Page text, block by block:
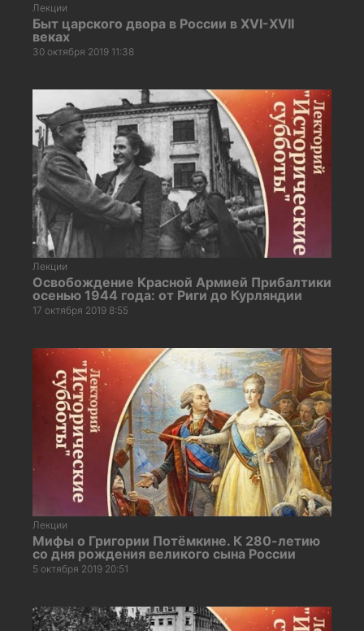
Лекции
Быт царского двора в России в ХVI-ХVII
веках
30 октября 2019 11:38
Лекции
Освобождение Красной Армией Прибалтики
осенью 1944 года: от Риги до Курляндии
17 октября 2019 8:55
Лекции
Мифы о Григории Потёмкине. К 280-летию
со дня рождения великого сына России
5 октября 2019 20:51